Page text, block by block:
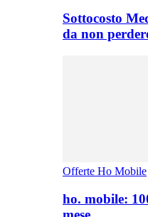
Sottocosto
da non
Offerte Ho Mobile
ho. mobile: